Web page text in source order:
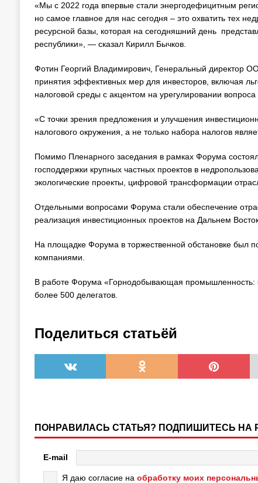
«Мы с 2022 года впервые стали энергодефицитным
но самое главное для нас сегодня – это охватить тех
ресурсной базы, которая на сегодняшний день
республики», — сказал Кирилл Бычков.
Фотин Георгий Владимирович, Генеральный директор
принятия эффективных мер для инвесторов, включая
налоговой среды с акцентом на урегулировании
«С точки зрения предложения и улучшения
налогового окружения, а не только набора налогов
Помимо Пленарного заседания в рамках Форума
господдержки крупных частных проектов в
экологические проекты, цифровой трансформации
Отдельными вопросами Форума стали обеспечение
реализация инвестиционных проектов на Дальнем
На площадке Форума в торжественной обстановке был
компаниями.
В работе Форума «Горнодобывающая промышленность:
более 500 делегатов.
Поделиться статьёй
ПОНРАВИЛАСЬ СТАТЬЯ? ПОДПИШИТЕСЬ НА
E-mail
Я даю согласие на обработку моих